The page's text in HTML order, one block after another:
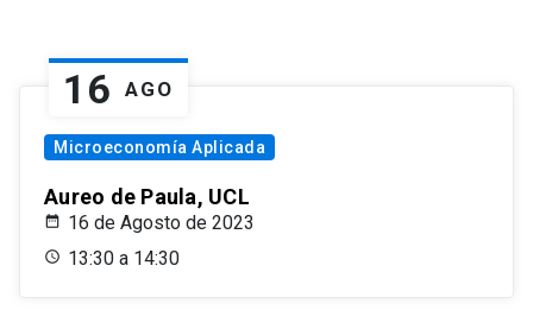
16 AGO
Microeconomía Aplicada
Aureo de Paula, UCL
16 de Agosto de 2023
13:30 a 14:30